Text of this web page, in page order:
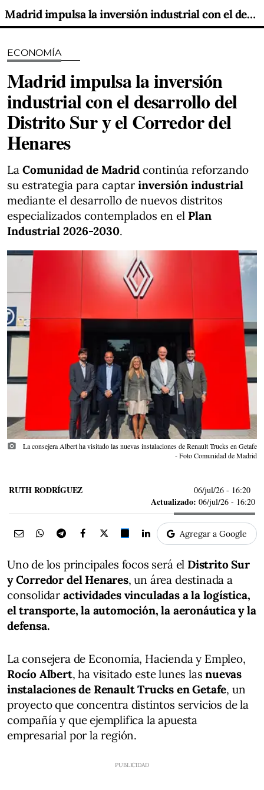
Madrid impulsa la inversión industrial con el desarrollo del Distrito Sur y el Corredor del Henares
ECONOMÍA
Madrid impulsa la inversión
industrial con el desarrollo del
Distrito Sur y el Corredor del
Henares
La Comunidad de Madrid continúa reforzando
su estrategia para captar inversión industrial
mediante el desarrollo de nuevos distritos
especializados contemplados en el Plan
Industrial 2026-2030.
photo_camera
La consejera Albert ha visitado las nuevas instalaciones de Renault Trucks en Getafe
- Foto Comunidad de Madrid
RUTH RODRÍGUEZ 06/jul/26 - 16:20
Actualizado: 06/jul/26 - 16:20
Agregar a Google
Uno de los principales focos será el Distrito Sur
y Corredor del Henares, un área destinada a
consolidar actividades vinculadas a la logística,
el transporte, la automoción, la aeronáutica y la
defensa.
La consejera de Economía, Hacienda y Empleo,
Rocío Albert, ha visitado este lunes lasnuevas
instalaciones de Renault Trucks en Getafe, un
proyecto que concentra distintos servicios de la
compañía y que ejemplifica la apuesta
empresarial por la región.